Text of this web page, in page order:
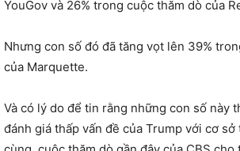
YouGov và 26% trong cuộc thăm dò của
Nhưng con số đó đã tăng vọt lên 39%
của Marquette.
Và có lý do để tin rằng những con số này
đánh giá thấp vấn đề của Trump với cơ sở